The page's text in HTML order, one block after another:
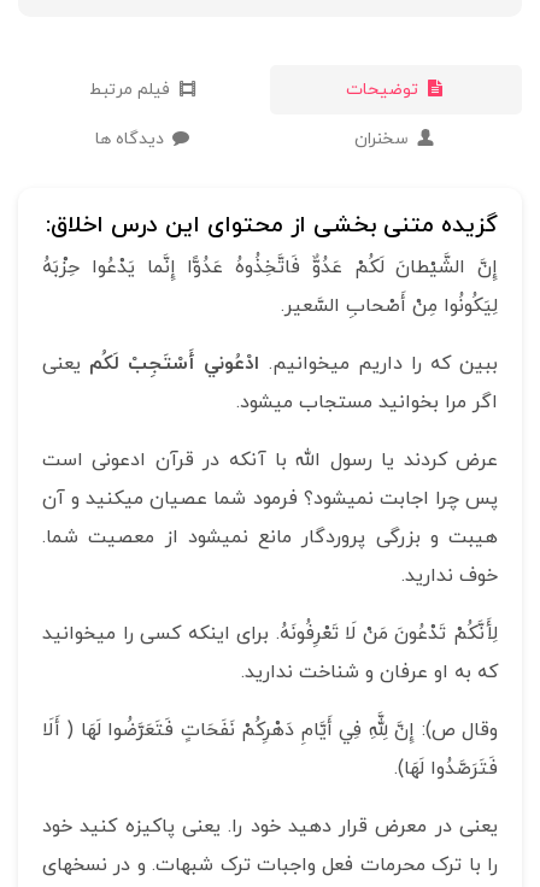
توضیحات فیلم مرتبط
سخنران دیدگاه ها
گزیده متنی بخشی از محتوای این درس اخلاق:
إِنَّ الشَّيْطانَ لَكُمْ عَدُوٌّ فَاتَّخِذُوهُ عَدُوًّا إِنَّما يَدْعُوا حِزْبَهُ
لِيَكُونُوا مِنْ أَصْحابِ السَّعير.
ببین که را داریم می­خوانیم. ادْعُوني‏ أَسْتَجِبْ لَكُم‏ یعنی
اگر مرا بخوانید مستجاب می­شود.
عرض کردند یا رسول الله با آنکه در قرآن ادعونی است
پس چرا اجابت نمی­شود؟ فرمود شما عصیان می­کنید و آن
هیبت و بزرگی پروردگار مانع نمی­شود از معصیت شما.
خوف ندارید.
لِأَنَّكُمْ تَدْعُونَ‏ مَنْ‏ لَا تَعْرِفُونَهُ‏. برای اینکه کسی را می­خوانید
که به او عرفان و شناخت ندارید.
وقال ص): إِنَّ لِلَّهِ فِي أَيَّامِ‏ دَهْرِكُمْ‏ نَفَحَاتٍ فَتَعَرَّضُوا لَهَا ( أَلَا
فَتَرَصَّدُوا لَهَا).
یعنی در معرض قرار دهید خود را. یعنی پاکیزه کنید خود
را با ترک محرمات فعل واجبات ترک شبهات. و در نسخه­ای